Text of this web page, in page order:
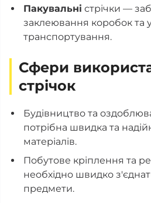
Пакувальні стрічки —
заклеювання коробок та
транспортування.
Сфери
стрічок
Будівництво та
потрібна швидка та
матеріалів.
Побутове кріплення та
необхідно швидко
предмети.